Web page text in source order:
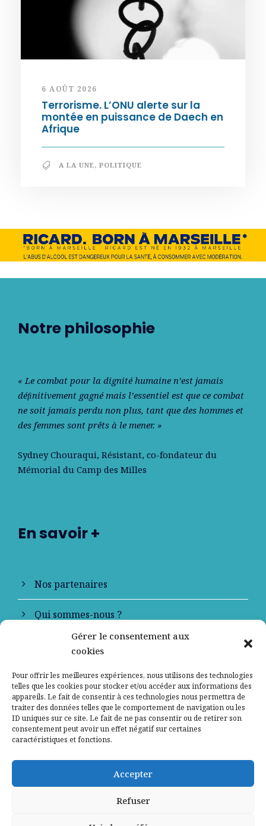
Gérer le consentement aux
cookies
Pour offrir les meilleures expériences, nous utilisons des technologies
telles que les cookies pour stocker et/ou accéder aux informations des
appareils. Le fait de consentir à ces technologies nous permettra de
traiter des données telles que le comportement de navigation ou les
ID uniques sur ce site. Le fait de ne pas consentir ou de retirer son
consentement peut avoir un effet négatif sur certaines
caractéristiques et fonctions.
Accepter
Refuser
6 AOÛT 2026
Terrorisme. L’ONU alerte sur la
montée en puissance de Daech en
Afrique
A LA UNE, POLITIQUE
Notre philosophie
« Le combat pour la dignité humaine n’est jamais
déﬁnitivement gagné mais l’essentiel est que ce combat
ne soit jamais perdu non plus, tant que des hommes et
des femmes sont prêts à le mener. »
Sydney Chouraqui, Résistant, co-fondateur du
Mémorial du Camp des Milles
En savoir +
Nos partenaires
Qui sommes-nous ?
Contactez-nous
Mentions légales
Politique de confidentialité